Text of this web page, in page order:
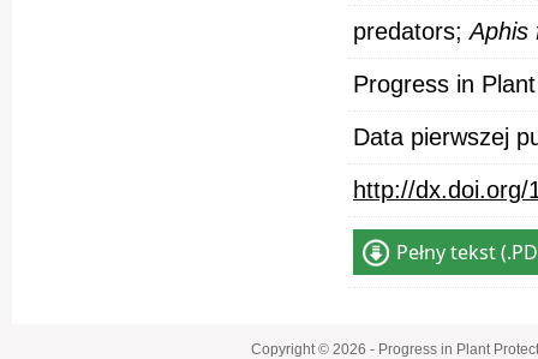
predators;
Progress in
Data pierwszej
http://dx.doi.org/
Pełny tekst
Copyright © 2026 - Progress in Plant